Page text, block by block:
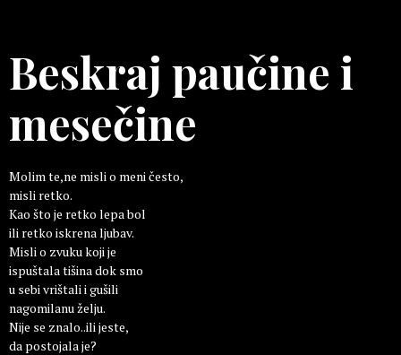
Beskraj paučine i
mesečine
Molim te,ne misli o meni često,
misli retko.
Kao što je retko lepa bol
ili retko iskrena ljubav.
Misli o zvuku koji je
ispuštala tišina dok smo
u sebi vrištali i gušili
nagomilanu želju.
Nije se znalo..ili jeste,
da postojala je?